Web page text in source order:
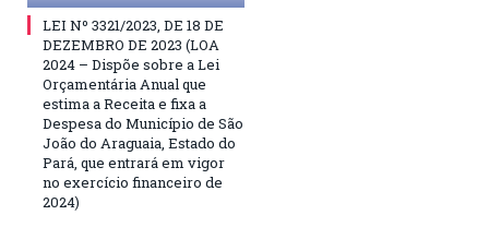
LEI Nº 3321/2023, DE 18 DE
DEZEMBRO DE 2023 (LOA
2024 – Dispõe sobre a Lei
Orçamentária Anual que
estima a Receita e fixa a
Despesa do Município de São
João do Araguaia, Estado do
Pará, que entrará em vigor
no exercício financeiro de
2024)